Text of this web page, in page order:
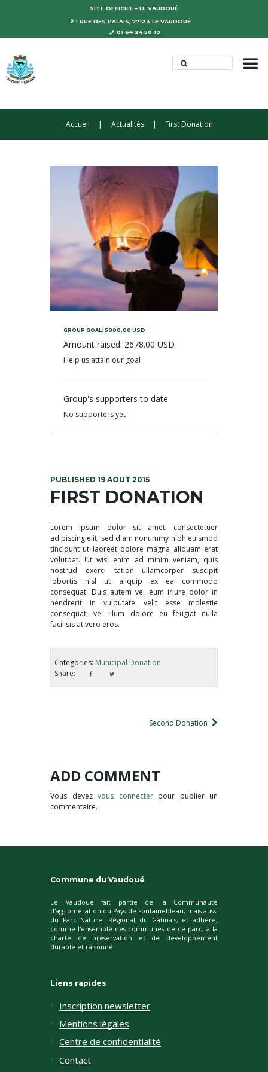
SITE OFFICIEL – LE VAUDOUÉ
1 RUE DES PALAIS, 77123 LE VAUDOUÉ
01 64 24 50 10
Accueil Actualités First Donation
GROUP GOAL:5800.00 USD
Amount raised: 2678.00 USD
Help us attain our goal
Group's supporters to date
No supporters yet
PUBLISHED 19 AOÛT 2015
FIRST DONATION
Lorem ipsum dolor sit amet, consectetuer
adipiscing elit, sed diam nonummy nibh euismod
tincidunt ut laoreet dolore magna aliquam erat
volutpat. Ut wisi enim ad minim veniam, quis
nostrud exerci tation ullamcorper suscipit
lobortis nisl ut aliquip ex ea commodo
consequat. Duis autem vel eum iriure dolor in
hendrerit in vulputate velit esse molestie
consequat, vel illum dolore eu feugiat nulla
facilisis at vero eros.
Categories: Municipal Donation
Share:
Second Donation
ADD COMMENT
Vous devez vous connecterpour publier un
commentaire.
Commune du Vaudoué
Le Vaudoué fait partie de la Communauté
d'agglomération du Pays de Fontainebleau, mais aussi
du Parc Naturel Régional du Gâtinais, et adhère,
comme l'ensemble des communes de ce parc, à la
charte de préservation et de développement
durable et raisonné.
Liens rapides
Inscription newsletter
Mentions légales
Centre de confidentialité
Contact